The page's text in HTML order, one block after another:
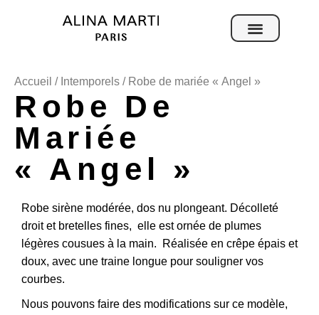
Accueil / Intemporels / Robe de mariée « Angel »
Robe De
Mariée
« Angel »
Robe sirène modérée, dos nu plongeant. Décolleté
droit et bretelles fines, elle est ornée de plumes
légères cousues à la main. Réalisée en crêpe épais et
doux, avec une traine longue pour souligner vos
courbes.
Nous pouvons faire des modifications sur ce modèle,